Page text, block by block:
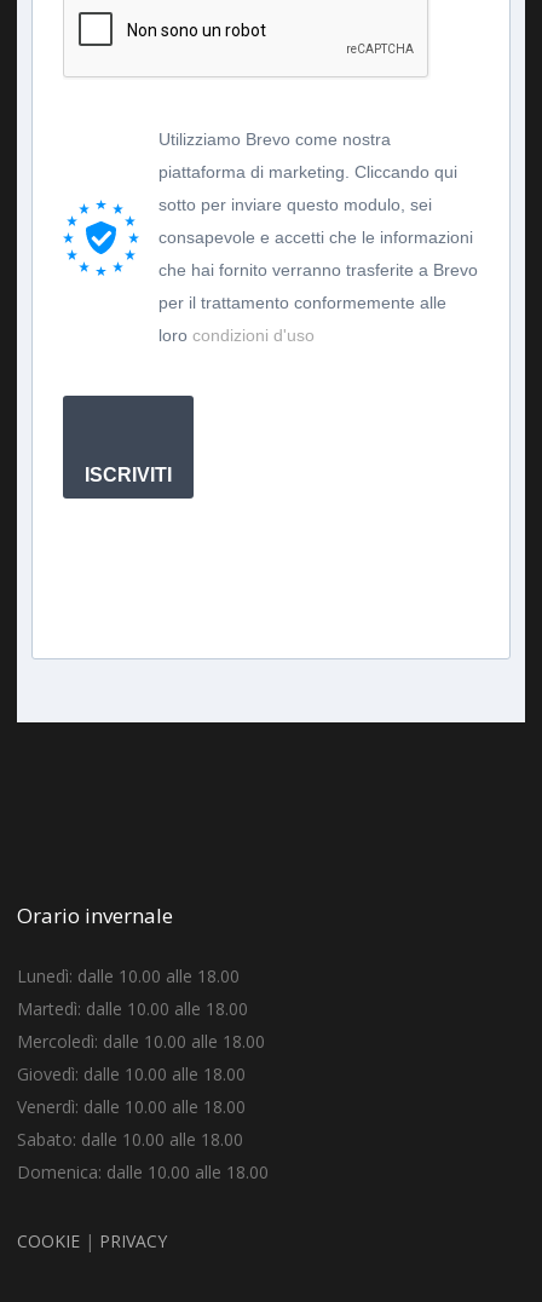
Utilizziamo Brevo come nostra
piattaforma di marketing. Cliccando qui
sotto per inviare questo modulo, sei
consapevole e accetti che le informazioni
che hai fornito verranno trasferite a Brevo
per il trattamento conformemente alle
lorocondizioni d'uso
ISCRIVITI
Orario invernale
Lunedì: dalle 10.00 alle 18.00
Martedì: dalle 10.00 alle 18.00
Mercoledì: dalle 10.00 alle 18.00
Giovedì: dalle 10.00 alle 18.00
Venerdì: dalle 10.00 alle 18.00
Sabato: dalle 10.00 alle 18.00
Domenica: dalle 10.00 alle 18.00
COOKIE | PRIVACY